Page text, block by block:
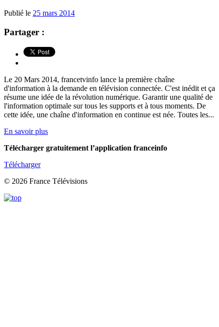
Publié le 25 mars 2014
Partager :
Le 20 Mars 2014, francetvinfo lance la première chaîne
d'information à la demande en télévision connectée. C'est inédit et ça
résume une idée de la révolution numérique. Garantir une qualité de
l'information optimale sur tous les supports et à tous moments. De
cette idée, une chaîne d'information en continue est née. Toutes les...
En savoir plus
Télécharger gratuitement l’application franceinfo
Télécharger
© 2026 France Télévisions